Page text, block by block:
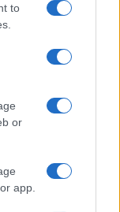
to
or
app.